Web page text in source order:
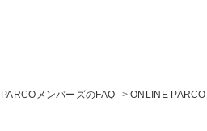
PARCOメンバーズのFAQ >ONLINE